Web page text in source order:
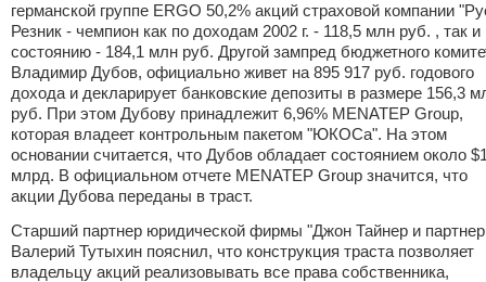
германской группе ERGO 50,2% акций страховой компании
Резник - чемпион как по доходам 2002 г. - 118,5 млн руб. , так и
состоянию - 184,1 млн руб. Другой зампред бюджетного
Владимир Дубов, официально живет на 895 917 руб. годового
дохода и декларирует банковские депозиты в размере 156,3
руб. При этом Дубову принадлежит 6,96% MENATEP Group,
которая владеет контрольным пакетом "ЮКОСа". На этом
основании считается, что Дубов обладает состоянием около
млрд. В официальном отчете MENATEP Group значится, что
акции Дубова переданы в траст.
Старший партнер юридической фирмы "Джон Тайнер и
Валерий Тутыхин пояснил, что конструкция траста позволяет
владельцу акций реализовывать все права собственника,